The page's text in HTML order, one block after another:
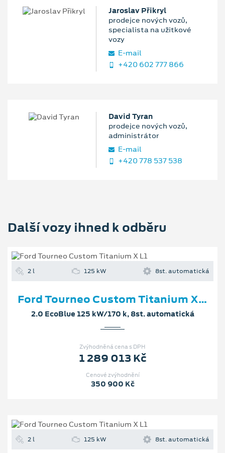
Jaroslav Přikryl
prodejce nových vozů,
specialista na užitkové
vozy
E‑mail
+420 602 777 866
David Tyran
prodejce nových vozů,
administrátor
E‑mail
+420 778 537 538
Další vozy ihned k odběru
2 l 125 kW 8st. automatická
Ford Tourneo Custom Titanium X L1
2.0 EcoBlue 125 kW/170 k, 8st. automatická
Zvýhodněná cena s DPH
1 289 013 Kč
Cenové zvýhodnění
350 900 Kč
2 l 125 kW 8st. automatická